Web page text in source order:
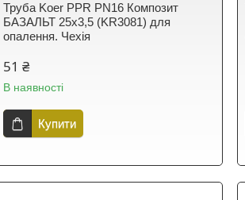
Труба Koer PPR PN16 Композит
БАЗАЛЬТ 25х3,5 (KR3081) для
опалення. Чехія
51 ₴
В наявності
Купити